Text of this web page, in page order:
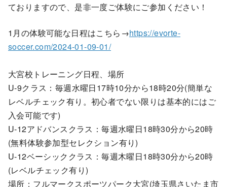
ておりますので、是非一度ご体験にご参加ください！
1月の体験可能な日程はこちら→https://evorte-
soccer.com/2024-01-09-01/
大宮校トレーニング日程、場所
U-9クラス：毎週水曜日17時10分から18時20分(簡単な
レベルチェック有り。初心者でない限りは基本的にはご
入会可能です)
U-12アドバンスクラス：毎週水曜日18時30分から20時
(無料体験参加型セレクション有り)
U-12ベーシッククラス：毎週木曜日18時30分から20時
(レベルチェック有り)
場所：フルマークスポーツパーク大宮(埼玉県さいたま市